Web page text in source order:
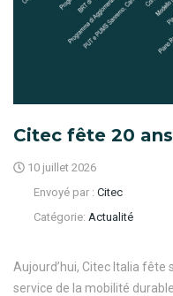
Citec fête 20
10 juillet 2026
Envoyé par : Citec
Catégorie: Actualité
Aujourd’hui, Citec Italia fête
service de la mobilité